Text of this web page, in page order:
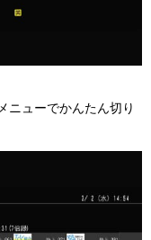
ニューでかんたん切り